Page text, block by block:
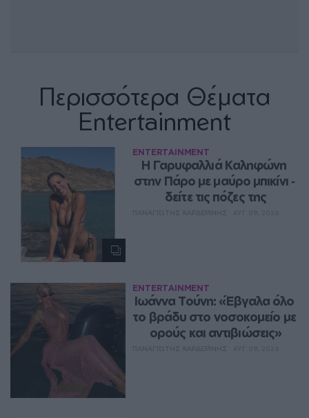
Περισσότερα Θέματα
Entertainment
ENTERTAINMENT
Η Γαρυφαλλιά Καληφώνη
στην Πάρο με μαύρο μπικίνι ‑
δείτε τις πόζες της
ENTERTAINMENT
Ιωάννα Τούνη: «Έβγαλα όλο
το βράδυ στο νοσοκομείο με
ορούς και αντιβιώσεις»